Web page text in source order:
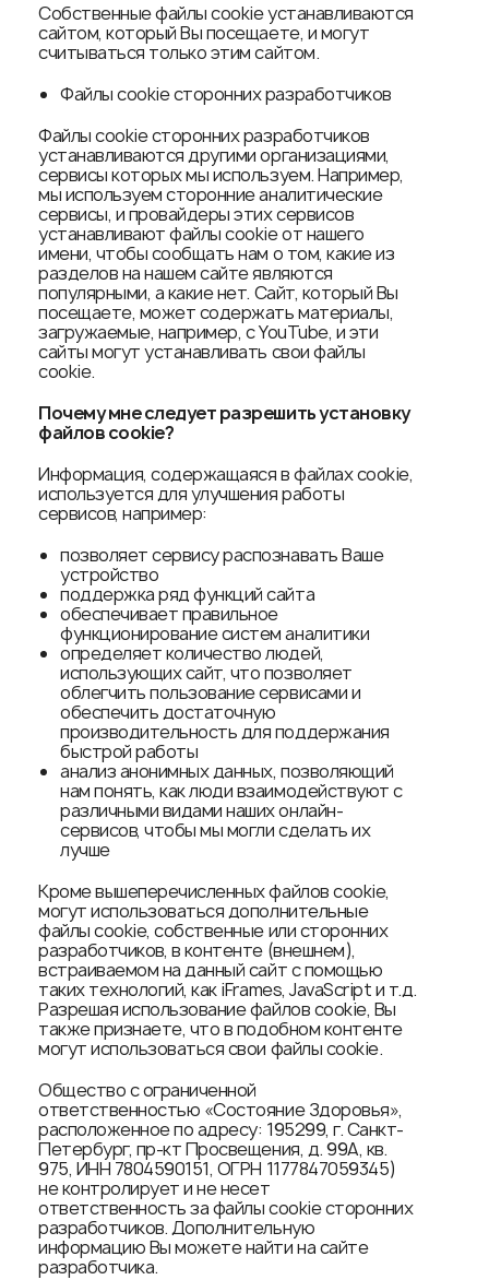
Собственные файлы cookie устанавливаются
сайтом, который Вы посещаете, и могут
считываться только этим сайтом.
Файлы cookie сторонних разработчиков
Файлы cookie сторонних разработчиков
устанавливаются другими организациями,
сервисы которых мы используем. Например,
мы используем сторонние аналитические
сервисы, и провайдеры этих сервисов
устанавливают файлы cookie от нашего
имени, чтобы сообщать нам о том, какие из
разделов на нашем сайте являются
популярными, а какие нет. Сайт, который Вы
посещаете, может содержать материалы,
загружаемые, например, с YouTube, и эти
сайты могут устанавливать свои файлы
cookie.
Почему мне следует разрешить установку
файловcookie?
Информация, содержащаяся в файлах cookie,
используется для улучшения работы
сервисов, например:
позволяет сервису распознавать Ваше
устройство
поддержка ряд функций сайта
обеспечивает правильное
функционирование систем аналитики
определяет количество людей,
использующих сайт, что позволяет
облегчить пользование сервисами и
обеспечить достаточную
производительность для поддержания
быстрой работы
анализ анонимных данных, позволяющий
нам понять, как люди взаимодействуют с
различными видами наших онлайн-
сервисов, чтобы мы могли сделать их
лучше
Кроме вышеперечисленных файлов cookie,
могут использоваться дополнительные
файлы cookie, собственные или сторонних
разработчиков, в контенте (внешнем),
встраиваемом на данный сайт с помощью
таких технологий, как iFrames, JavaScript и т.д.
Разрешая использование файлов cookie, Вы
также признаете, что в подобном контенте
могут использоваться свои файлы cookie.
Общество с ограниченной
ответственностью «Состояние Здоровья»,
расположенное по адресу: 195299, г. Санкт-
Петербург, пр-кт Просвещения, д. 99А, кв.
975, ИНН 7804590151, ОГРН 1177847059345)
не контролирует и не несет
ответственность за файлы cookie сторонних
разработчиков. Дополнительную
информацию Вы можете найти на сайте
разработчика.